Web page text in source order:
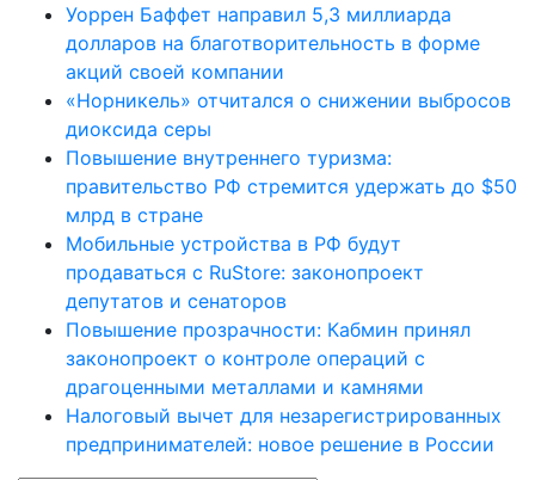
Уоррен Баффет направил 5,3 миллиарда
долларов на благотворительность в форме
акций своей компании
«Норникель» отчитался о снижении выбросов
диоксида серы
Повышение внутреннего туризма:
правительство РФ стремится удержать до $50
млрд в стране
Мобильные устройства в РФ будут
продаваться с RuStore: законопроект
депутатов и сенаторов
Повышение прозрачности: Кабмин принял
законопроект о контроле операций с
драгоценными металлами и камнями
Налоговый вычет для незарегистрированных
предпринимателей: новое решение в России